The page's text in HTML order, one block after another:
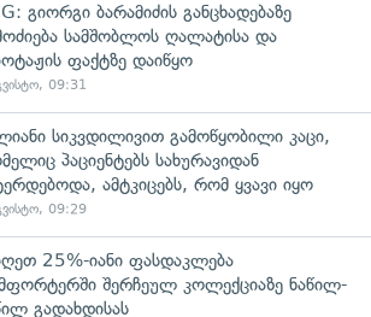
გიორგი ბარამიძის განცხადებაზე
სამშობლოს ღალატისა და
ფაქტზე დაიწყო
09:31
სიკვდილივით გამოწყობილი კაცი,
პაციენტებს სახურავიდან
ამტკიცებს, რომ ყვავი იყო
09:29
25%-იანი ფასდაკლება
შერჩეულ კოლექციაზე ნაწილ-
გადახდისას